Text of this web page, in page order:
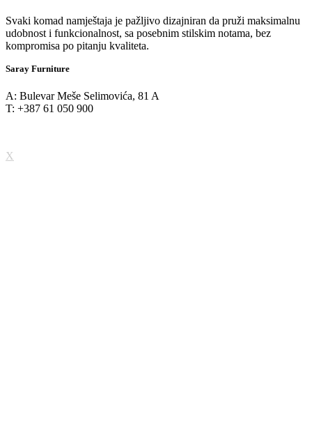
Svaki komad namještaja je pažljivo dizajniran da pruži maksimalnu
udobnost i funkcionalnost, sa posebnim stilskim notama, bez
kompromisa po pitanju kvaliteta.
Saray Furniture
A: Bulevar Meše Selimovića, 81 A
T: +387 61 050 900
X